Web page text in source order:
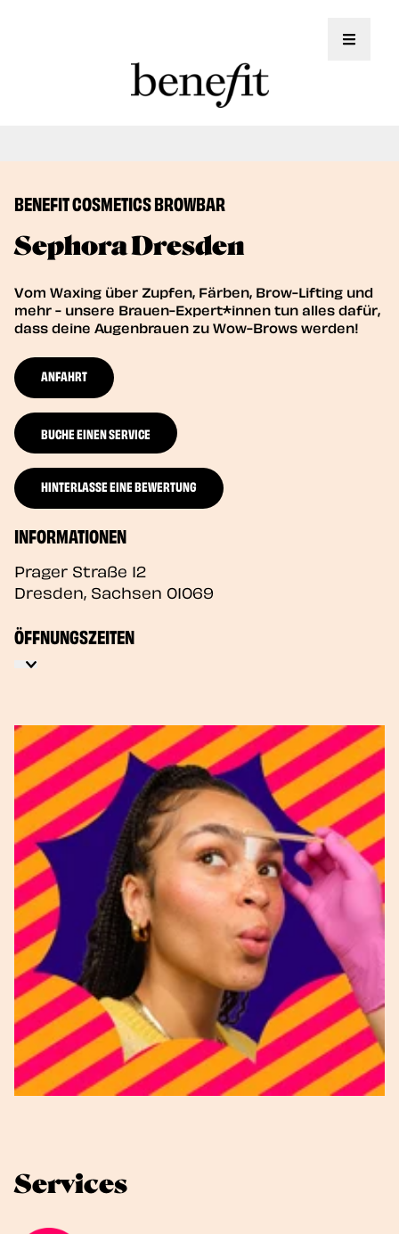
Toggle
BENEFIT COSMETICS BROWBAR
Sephora Dresden
Vom Waxing über Zupfen, Färben, Brow-Lifting und
mehr - unsere Brauen-Expert*innen tun alles dafür,
dass deine Augenbrauen zu Wow-Brows werden!
ANFAHRT
BUCHE EINEN SERVICE
HINTERLASSE EINE BEWERTUNG
INFORMATIONEN
Prager Straße 12
Dresden, Sachsen 01069
ÖFFNUNGSZEITEN
Services